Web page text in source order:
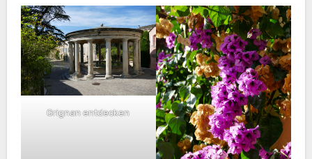
Grignan entdecken